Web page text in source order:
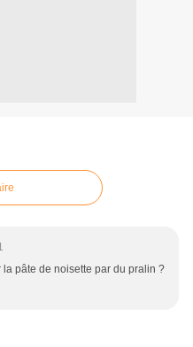
pâte de noisette par du pralin ?